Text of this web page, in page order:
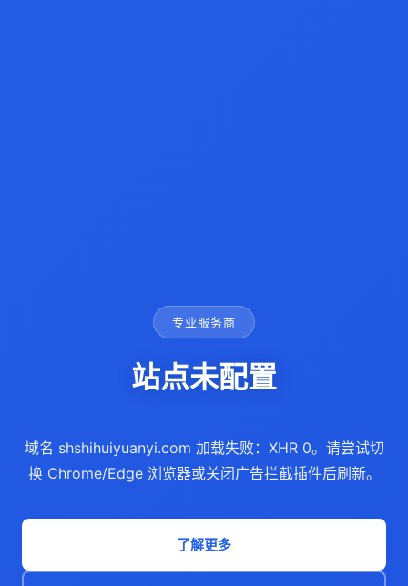
专业服务商
站点未配置
域名 shshihuiyuanyi.com 加载失败：XHR 0。请尝试切
换 Chrome/Edge 浏览器或关闭广告拦截插件后刷新。
了解更多